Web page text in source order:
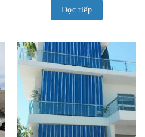
Đọc tiếp